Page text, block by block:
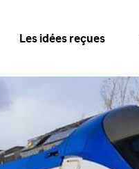
Les idées reçues